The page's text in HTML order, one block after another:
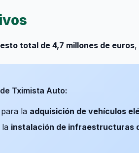
total de 4,7 millones de euros,
Tximista Auto:
la adquisición de vehículos
instalación de infraestructuras